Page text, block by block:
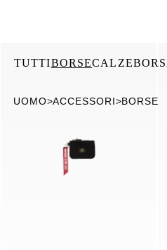
TUTTIBORSECALZE
UOMO>ACCESSORI>BORSE